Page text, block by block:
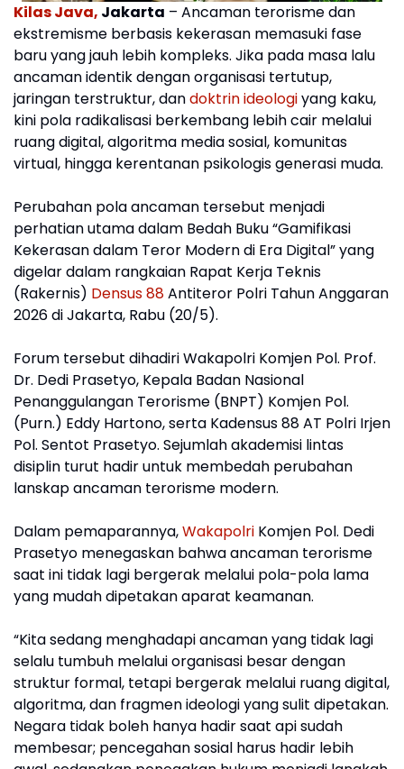
Kilas Java, Jakarta – Ancaman terorisme dan
ekstremisme berbasis kekerasan memasuki fase
baru yang jauh lebih kompleks. Jika pada masa lalu
ancaman identik dengan organisasi tertutup,
jaringan terstruktur, dandoktrin ideologiyang kaku,
kini pola radikalisasi berkembang lebih cair melalui
ruang digital, algoritma media sosial, komunitas
virtual, hingga kerentanan psikologis generasi muda.
Perubahan pola ancaman tersebut menjadi
perhatian utama dalam Bedah Buku “Gamifikasi
Kekerasan dalam Teror Modern di Era Digital” yang
digelar dalam rangkaian Rapat Kerja Teknis
(Rakernis) Densus 88Antiteror Polri Tahun Anggaran
2026 di Jakarta, Rabu (20/5).
Forum tersebut dihadiri Wakapolri Komjen Pol. Prof.
Dr. Dedi Prasetyo, Kepala Badan Nasional
Penanggulangan Terorisme (BNPT) Komjen Pol.
(Purn.) Eddy Hartono, serta Kadensus 88 AT Polri Irjen
Pol. Sentot Prasetyo. Sejumlah akademisi lintas
disiplin turut hadir untuk membedah perubahan
lanskap ancaman terorisme modern.
Dalam pemaparannya,Wakapolri Komjen Pol. Dedi
Prasetyo menegaskan bahwa ancaman terorisme
saat ini tidak lagi bergerak melalui pola-pola lama
yang mudah dipetakan aparat keamanan.
“Kita sedang menghadapi ancaman yang tidak lagi
selalu tumbuh melalui organisasi besar dengan
struktur formal, tetapi bergerak melalui ruang digital,
algoritma, dan fragmen ideologi yang sulit dipetakan.
Negara tidak boleh hanya hadir saat api sudah
membesar; pencegahan sosial harus hadir lebih